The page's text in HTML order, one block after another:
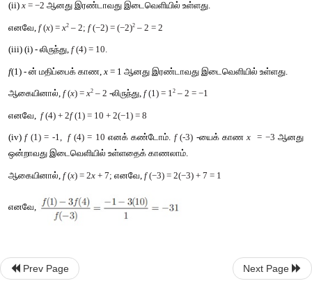
சார்பு f: R → R ஆனது
வரையறுக்கப்பட்டால்,
(i) f (4)
(iii) f (4) + 2f (1)
(iv) [f (1) - 3 f (4)] / f (-3)
ஆகியவற்றின் மதிப்புகளைக் காண்க
அருகில் காட்டியுள்ளபடி சார்பு ஆனது
Prev Page Next Page